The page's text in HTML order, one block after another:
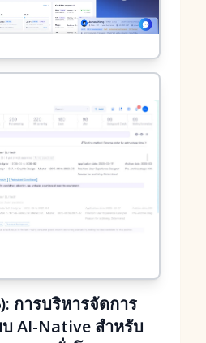
การบริหารจัดการ
AI-Native สำหรับ